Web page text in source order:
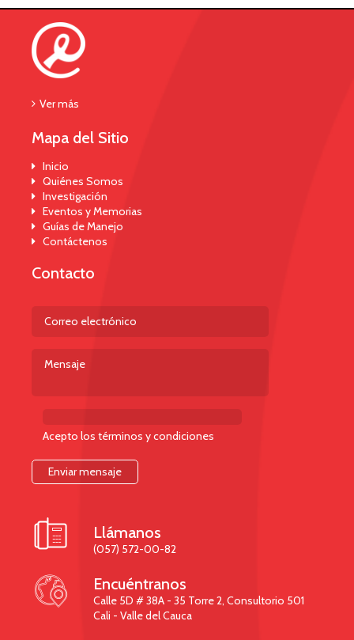
Ver más
Mapa del Sitio
Inicio
Quiénes Somos
Investigación
Eventos y Memorias
Guías de Manejo
Contáctenos
Contacto
Acepto los términos y condiciones
 Llámanos
(057) 572-00-82
 Encuéntranos
Calle 5D # 38A - 35 Torre 2, Consultorio 501
Cali - Valle del Cauca